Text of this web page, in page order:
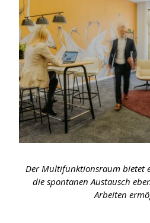
Der Multifunktionsraum bietet
die spontanen Austausch
Arbeiten